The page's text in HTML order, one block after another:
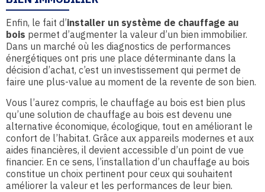
Enfin, le fait d’installer un système de chauffage au
bois permet d’augmenter la valeur d’un bien immobilier.
Dans un marché où les diagnostics de performances
énergétiques ont pris une place déterminante dans la
décision d’achat, c’est un investissement qui permet de
faire une plus-value au moment de la revente de son bien.
Vous l’aurez compris, le chauffage au bois est bien plus
qu’une solution de chauffage au bois est devenu une
alternative économique, écologique, tout en améliorant le
confort de l’habitat. Grâce aux appareils modernes et aux
aides financières, il devient accessible d’un point de vue
financier. En ce sens, l’installation d’un chauffage au bois
constitue un choix pertinent pour ceux qui souhaitent
améliorer la valeur et les performances de leur bien.